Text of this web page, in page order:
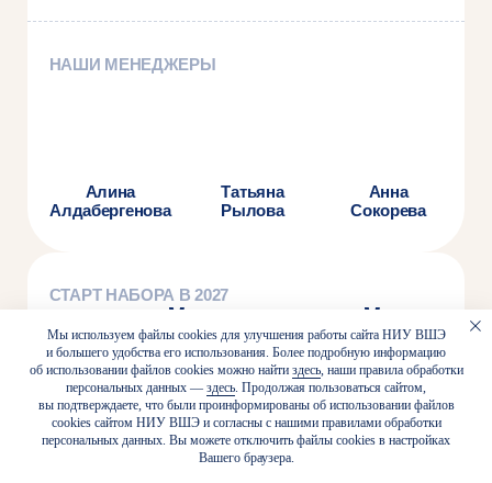
в соцсетях и блоге
Там — анонсы, исследования, отзывы
студентов, полезные видео от экспертов
Мы используем файлы cookies для улучшения работы сайта НИУ ВШЭ
и большего удобства его использования. Более подробную информацию
об использовании файлов cookies можно найти здесь, наши правила обработки
персональных данных — здесь. Продолжая пользоваться сайтом,
вы подтверждаете, что были проинформированы об использовании файлов
cookies сайтом НИУ ВШЭ и согласны с нашими правилами обработки
персональных данных. Вы можете отключить файлы cookies в настройках
Вашего браузера.